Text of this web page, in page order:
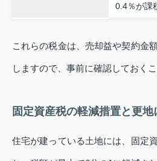
0.4％が課
これらの税金は、売却益や契約金
しますので、事前に確認しておくこ
固定資産税の軽減措置と更
住宅が建っている土地には、固定